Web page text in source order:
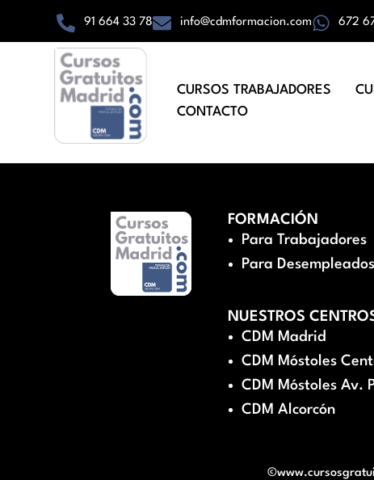
91 664 33 78 info@cdmformacion.com 672
CURSOS TRABAJADORES
CONTACTO
FORMACIÓN
Para Trabajadores
Para Desempleados
NUESTROS
CDM Madrid
CDM Móstoles
CDM Móstoles Av.
CDM Alcorcón